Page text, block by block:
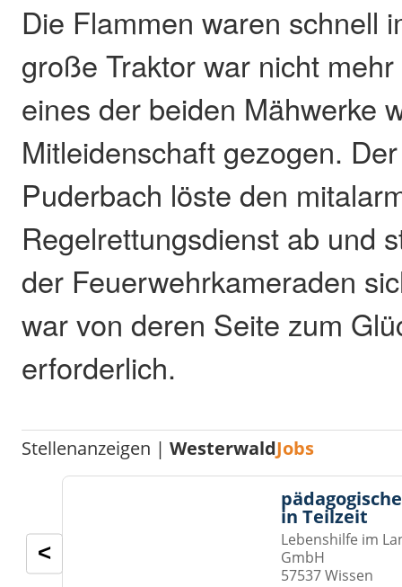
Die Flammen waren schnell
große Traktor war nicht
eines der beiden Mähwerke
Mitleidenschaft gezogen.
Puderbach löste den
Regelrettungsdienst ab und
der Feuerwehrkameraden
war von deren Seite zum
erforderlich.
Stellenanzeigen |WesterwaldJobs
in Teilzeit
Lebenshilfe im
GmbH
57537 Wissen
<